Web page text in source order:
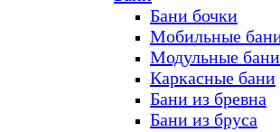
Бани бочки
Мобильные
Модульные бани
Каркасные бани
Бани из бревна
Бани из бруса